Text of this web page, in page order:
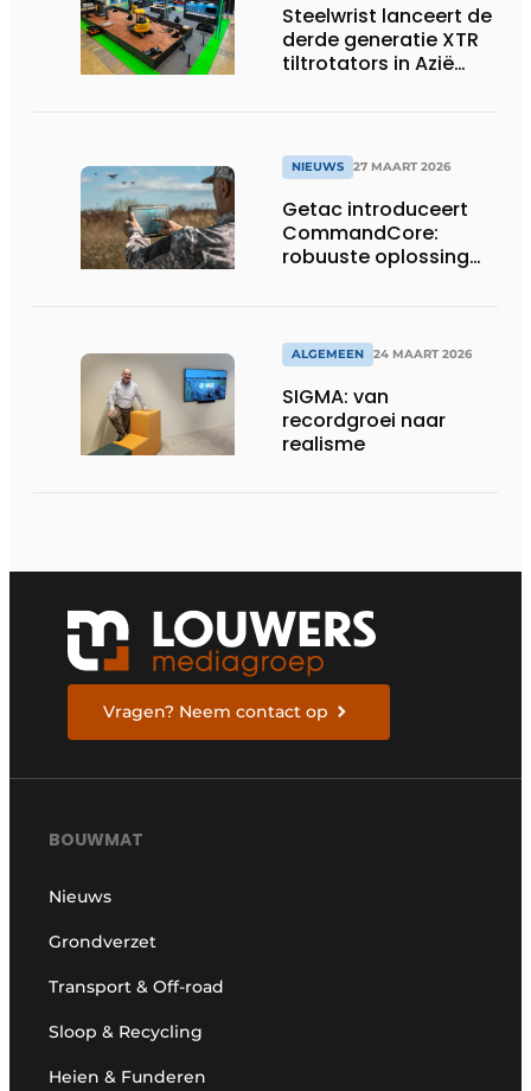
Steelwrist lanceert de
derde generatie XTR
tiltrotators in Azië
NIEUWS 27 MAART 2026
Getac introduceert
CommandCore:
robuuste oplossing
ALGEMEEN 24 MAART 2026
SIGMA: van
recordgroei naar
realisme
Vragen? Neem contact op
BOUWMAT
Nieuws
Grondverzet
Transport & Off-road
Sloop & Recycling
Heien & Funderen